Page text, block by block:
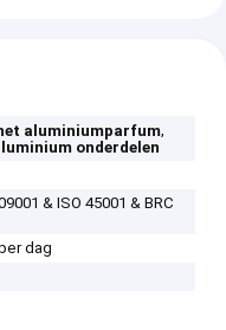
aluminiumparfum,
onderdelen
& ISO 45001 & BRC
dag